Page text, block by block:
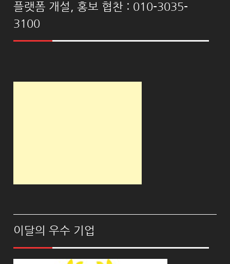
플랫폼 개설, 홍보 협찬 : 010-3035-
3100
이달의 우수 기업